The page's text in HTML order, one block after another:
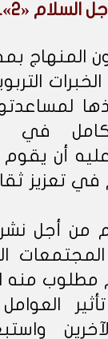
أجل السلام «2».
المنهاج
أن
تعزيز
من أجل
مطلوب منه